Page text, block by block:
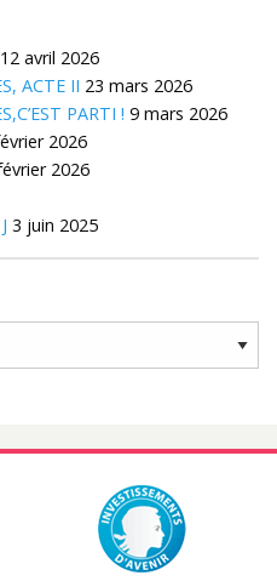
12 avril 2026
ACTE II 23 mars 2026
PARTI ! 9 mars 2026
2026
2026
3 juin 2025